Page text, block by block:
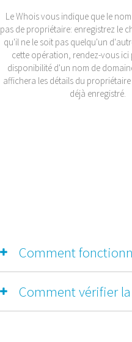
Le Whois vous indique que le
pas de propriétaire: enregistrez le
qu'il ne le soit pas quelqu'un
cette opération, rendez-vous ici
disponibilité d'un nom de
affichera les détails du
déjà enregistré.
Comment
Comment vérifier